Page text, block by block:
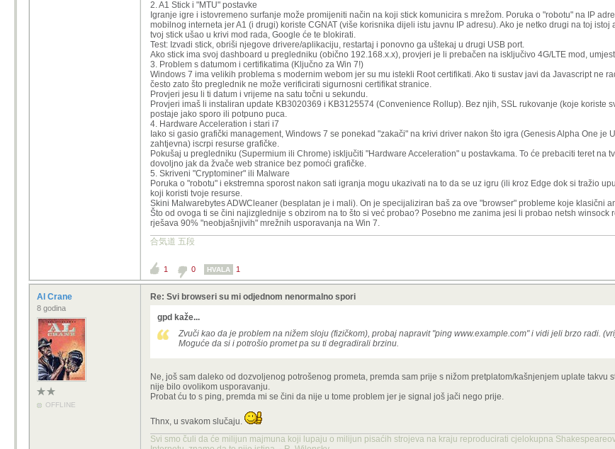
2. A1 Stick i "MTU" postavke
Igranje igre i istovremeno surfanje može promijeniti način na koji stick komunicira s mrežom. Poruka o "robotu" na IP
mobilnog interneta jer A1 (i drugi) koriste CGNAT (više korisnika dijeli istu javnu IP adresu). Ako je netko drugi na toj istoj
tvoj stick ušao u krivi mod rada, Google će te blokirati.
Test: Izvadi stick, obriši njegove drivere/aplikaciju, restartaj i ponovno ga uštekaj u drugi USB port.
Ako stick ima svoj dashboard u pregledniku (obično 192.168.x.x), provjeri je li prebačen na isključivo 4G/LTE mod,
3. Problem s datumom i certifikatima (Ključno za Win 7!)
Windows 7 ima velikih problema s modernim webom jer su mu istekli Root certifikati. Ako ti sustav javi da Javascript ne
često zato što preglednik ne može verificirati sigurnosni certifikat stranice.
Provjeri jesu li ti datum i vrijeme na satu točni u sekundu.
Provjeri imaš li instaliran update KB3020369 i KB3125574 (Convenience Rollup). Bez njih, SSL rukovanje (koje koriste
postaje jako sporo ili potpuno puca.
4. Hardware Acceleration i stari i7
Iako si gasio grafički management, Windows 7 se ponekad "zakači" na krivi driver nakon što igra (Genesis Alpha One je
zahtjevna) iscrpi resurse grafičke.
Pokušaj u pregledniku (Supermium ili Chrome) isključiti "Hardware Acceleration" u postavkama. To će prebaciti teret na
dovoljno jak da žvače web stranice bez pomoći grafičke.
5. Skriveni "Cryptominer" ili Malware
Poruka o "robotu" i ekstremna sporost nakon sati igranja mogu ukazivati na to da se uz igru (ili kroz Edge dok si tražio
koji koristi tvoje resurse.
Skini Malwarebytes ADWCleaner (besplatan je i mali). On je specijaliziran baš za ove "browser" probleme koje klasični
Što od ovoga ti se čini najizglednije s obzirom na to što si već probao? Posebno me zanima jesi li probao netsh winsock
rješava 90% "neobjašnjivih" mrežnih usporavanja na Win 7.
合気道 五段
1 0 HVALA 1
Al Crane
8 godina
OFFLINE
Re: Svi browseri su mi odjednom nenormalno spori
gpd kaže...
Zvuči kao da je problem na nižem sloju (fizičkom), probaj napravit "ping www.example.com" i vidi jeli brzo radi.
Moguće da si i potrošio promet pa su ti degradirali brzinu.
Ne, još sam daleko od dozvoljenog potrošenog prometa, premda sam prije s nižom pretplatom/kašnjenjem uplate takvu
nije bilo ovolikom usporavanju.
Probat ću to s ping, premda mi se čini da nije u tome problem jer je signal još jači nego prije.
Thnx, u svakom slučaju.
Svi smo čuli da će milijun majmuna koji lupaju o milijun pisaćih strojeva na kraju reproducirati cjelokupna